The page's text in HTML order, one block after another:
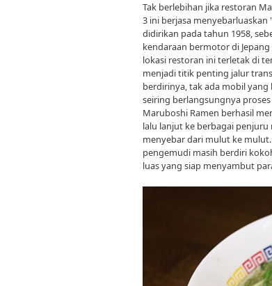
Tak berlebihan jika restoran
3 ini berjasa
didirikan pada tahun 1958,
kendaraan bermotor di
lokasi restoran ini terletak di
menjadi titik penting jalur
berdirinya, tak ada mobil
seiring berlangsungnya
Maruboshi Ramen berhasil
lalu lanjut ke berbagai penjuru
menyebar dari mulut ke
pengemudi masih berdiri
luas yang siap menyambut